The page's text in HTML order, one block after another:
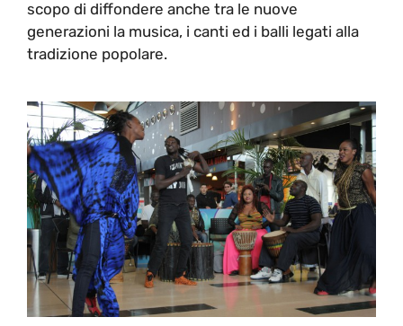
scopo di diffondere anche tra le nuove
generazioni la musica, i canti ed i balli legati alla
tradizione popolare.